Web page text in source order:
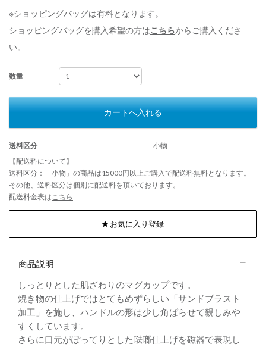
※ショッピングバッグは有料となります。
ショッピングバッグを購入希望の方はこちらからご購入くださ
い。
数量
カートへ入れる
送料区分
小物
【配送料について】
送料区分：「小物」の商品は15000円以上ご購入で配送料無料となります。
その他、送料区分は個別に配送料を頂いております。
配送料金表は こちら
お気に入り登録
商品説明
しっとりとした肌ざわりのマグカップです。
焼き物の仕上げではとてもめずらしい「サンドブラスト
加工」を施し、ハンドルの形は少し角ばらせて親しみや
すくしています。
さらに口元がぽってりとした琺瑯仕上げを磁器で表現し